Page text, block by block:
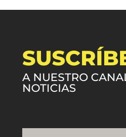
A NUESTRO
NOTICIAS